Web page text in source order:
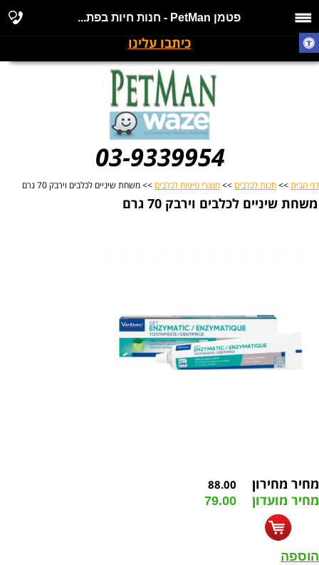
פטמן PetMan - חנות חיות בפת...
כיתבו עלינו
03-9339954
דף הבית >> חנות לכלבים >> מוצרי טיפוח לכלבים >> משחת שיניים לכלבים וירבק 70 גרם
משחת שיניים לכלבים וירבק 70 גרם
מחיר מחירון 88.00
מחיר מועדון 79.00
הוספה